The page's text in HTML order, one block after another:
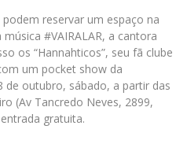
podem reservar um espaço na
#VAIRALAR, a cantora
os “Hannahticos”, seu fã clube
um pocket show da
de outubro, sábado, a partir das
(Av Tancredo Neves, 2899,
gratuita.